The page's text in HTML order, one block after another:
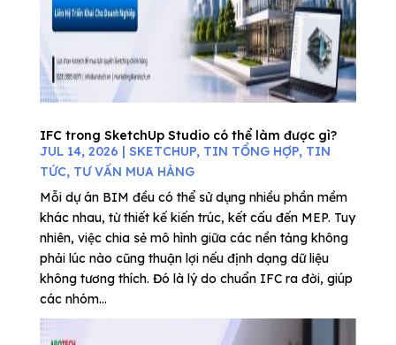
IFC trong SketchUp Studio có thể làm được gì?
JUL 14, 2026 | SKETCHUP, TIN TỔNG HỢP, TIN
TỨC, TƯ VẤN MUA HÀNG
Mỗi dự án BIM đều có thể sử dụng nhiều phần mềm
khác nhau, từ thiết kế kiến trúc, kết cấu đến MEP. Tuy
nhiên, việc chia sẻ mô hình giữa các nền tảng không
phải lúc nào cũng thuận lợi nếu định dạng dữ liệu
không tương thích. Đó là lý do chuẩn IFC ra đời, giúp
các nhóm...